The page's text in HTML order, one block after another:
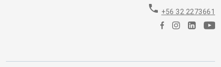
phone +56 32 2273661